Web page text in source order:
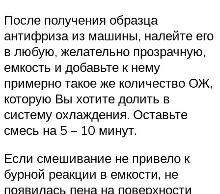
После получения образца
антифриза из машины, налейте его
в любую, желательно прозрачную,
емкость и добавьте к нему
примерно такое же количество ОЖ,
которую Вы хотите долить в
систему охлаждения. Оставьте
смесь на 5 – 10 минут.
Если смешивание не привело к
бурной реакции в емкости, не
появилась пена на поверхности